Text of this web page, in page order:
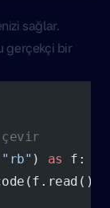
sağlar.
gerçekçi bir
çevir
"rb" ) as f: